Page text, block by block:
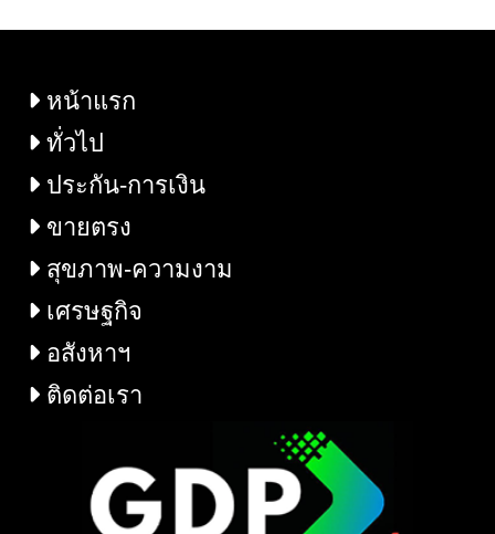
เศรษฐกิจผันผวน
หน้าแรก
ทั่วไป
ประกัน-การเงิน
ขายตรง
สุขภาพ-ความงาม
เศรษฐกิจ
อสังหาฯ
ติดต่อเรา